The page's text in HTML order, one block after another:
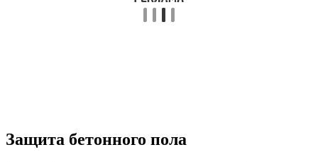
Защита бетонного пола